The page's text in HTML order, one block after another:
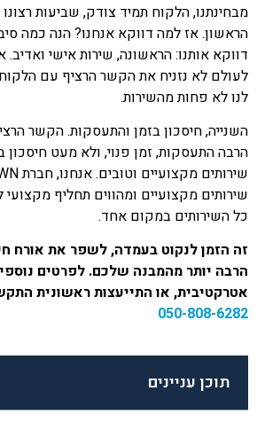
תוכן עניינים
מבחינתנו, הלקוח תמיד צודק, שביעות
הראשון. אז למה דווקא אנחנו? הנה כמה
דווקא אותנו: הראשונה, שירות אישי
לעולם לא נזניח את הקשר הרציף עם
לנו לא פחות מהשירות.
השנייה, חיסכון בזמן והתעסקות. הקשר
הרבה התעסקות, זמן פנוי, ולא מעט
שירותים מקצועיים ומהווים תחליף
כל השירותים במקום אחד.
זה הזמן לנקוט בעמדה, לשפר את אורח
הרבה יותר מהמבנה שלכם. לפרטים
אטרקטיבית, או התייעצות ראשונית
050-808-6282